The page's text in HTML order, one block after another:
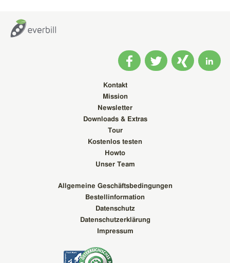
Kontakt
Mission
Newsletter
Downloads & Extras
Tour
Kostenlos testen
Howto
Unser Team
Allgemeine Geschäftsbedingungen
Bestellinformation
Datenschutz
Datenschutzerklärung
Impressum